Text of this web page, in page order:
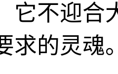
它不迎合
求的灵魂